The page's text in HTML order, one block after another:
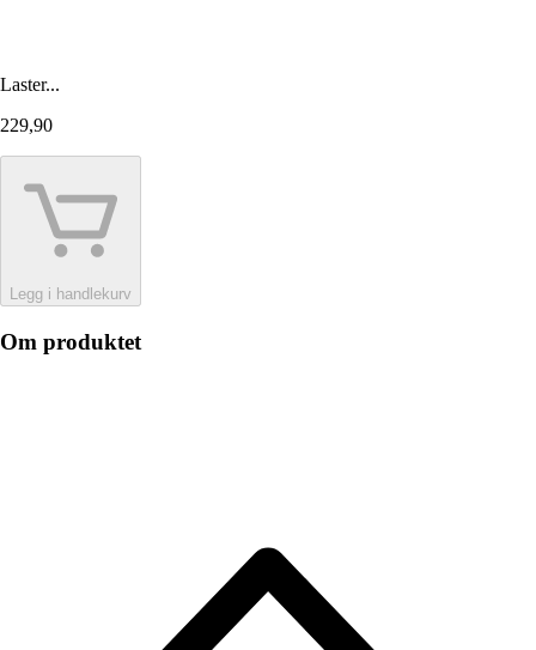
Laster...
229,90
Legg i handlekurv
Om produktet